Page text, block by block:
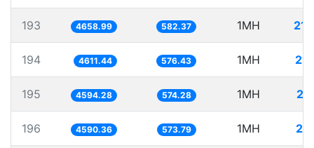
193 4658.99 582.37 1MH
194 4611.44 576.43 1MH
195 4594.28 574.28 1MH
196 4590.36 573.79 1MH